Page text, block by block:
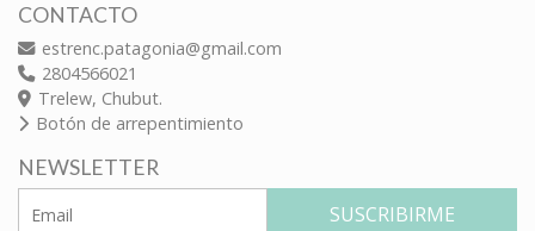
CONTACTO
estrenc.patagonia@gmail.com
2804566021
Trelew, Chubut.
Botón de arrepentimiento
NEWSLETTER
SUSCRIBIRME